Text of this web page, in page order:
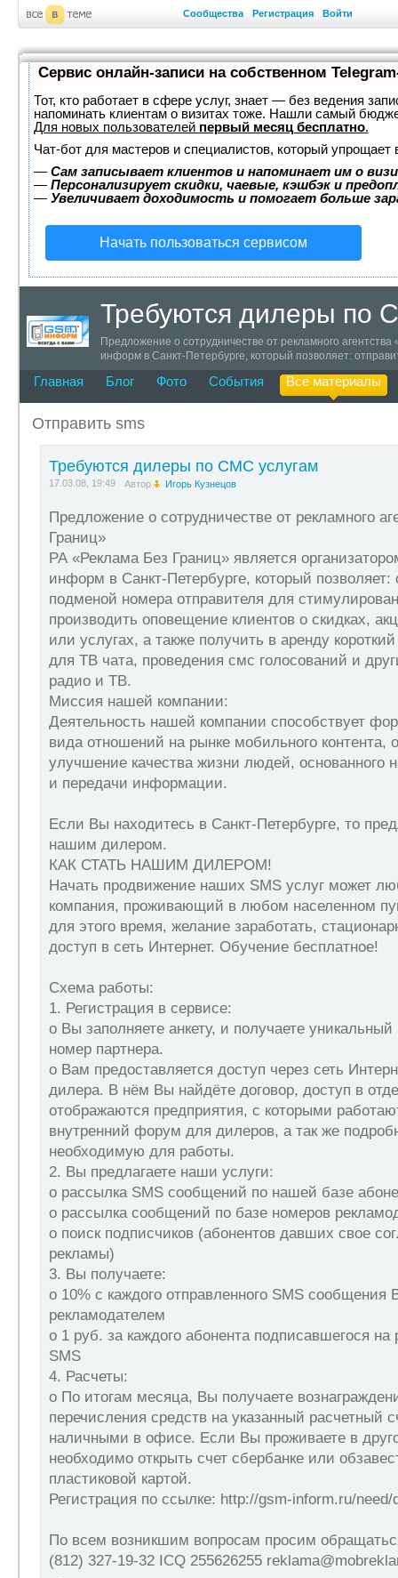
Сообщества Регистрация Войти
Сервис онлайн-записи на собственном
Тот, кто работает в сфере услуг, знает — без ведения
напоминать клиентам о визитах тоже. Нашли самый
Для новых пользователей первый месяц бесплатно.
Чат-бот для мастеров и специалистов, который упрощает
— Сам записывает клиентов и напоминает им о
— Персонализирует скидки, чаевые, кэшбэк и
— Увеличивает доходимость и помогает больше
Начать пользоваться сервисом
Требуются дилеры по
Предложение о сотрудничестве от рекламного
информ в Санкт-Петербурге, который позволяет:
проведения смс голосований и других SMS сервисов
формированию нового вида отношений на рынке
НАШИМ ДИЛЕРОМ! Начать продвижение наших SMS
через сеть Интернет в личный кабинет дилера. В нём Вы
которыми работают другие дилеры, внутренний форум
подписчиков (абонентов давших свое согласие на
рекламодателем o 1 руб. за каждого абонента
вознаграждение, путем перечисления средств на
городе, то Вам необходимо открыть счет сбербанке или
inform.ru/need/dealer.php По всем возникшим вопросам
reklama@mobreklama.ru Кузнецов Игорь
Главная Блог Фото События Все материалы
Отправить sms
Требуются дилеры по СМС услугам
17.03.08, 19:49 Автор Игорь Кузнецов
Предложение о сотрудничестве от рекламного
Границ»
РА «Реклама Без Границ» является
информ в Санкт-Петербурге, который позволяет:
подменой номера отправителя для
производить оповещение клиентов о скидках,
или услугах, а также получить в аренду
для ТВ чата, проведения смс голосований и
радио и ТВ.
Миссия нашей компании:
Деятельность нашей компании способствует
вида отношений на рынке мобильного контента,
улучшение качества жизни людей, основанного
и передачи информации.
Если Вы находитесь в Санкт-Петербурге, то
нашим дилером.
КАК СТАТЬ НАШИМ ДИЛЕРОМ!
Начать продвижение наших SMS услуг может
компания, проживающий в любом населенном
для этого время, желание заработать,
доступ в сеть Интернет. Обучение бесплатное!
Схема работы:
1. Регистрация в сервисе:
o Вы заполняете анкету, и получаете
номер партнера.
o Вам предоставляется доступ через сеть
дилера. В нём Вы найдёте договор, доступ в
отображаются предприятия, с которыми
внутренний форум для дилеров, а так же
необходимую для работы.
2. Вы предлагаете наши услуги:
o рассылка SMS сообщений по нашей базе
o рассылка сообщений по базе номеров
o поиск подписчиков (абонентов давших свое
рекламы)
3. Вы получаете:
o 10% с каждого отправленного SMS
рекламодателем
o 1 руб. за каждого абонента подписавшегося
SMS
4. Расчеты:
o По итогам месяца, Вы получаете
перечисления средств на указанный расчетный
наличными в офисе. Если Вы проживаете в
необходимо открыть счет сбербанке или
пластиковой картой.
Регистрация по ссылке: http://gsm-inform.ru/need/
По всем возникшим вопросам просим
(812) 327-19-32 ICQ 255626255